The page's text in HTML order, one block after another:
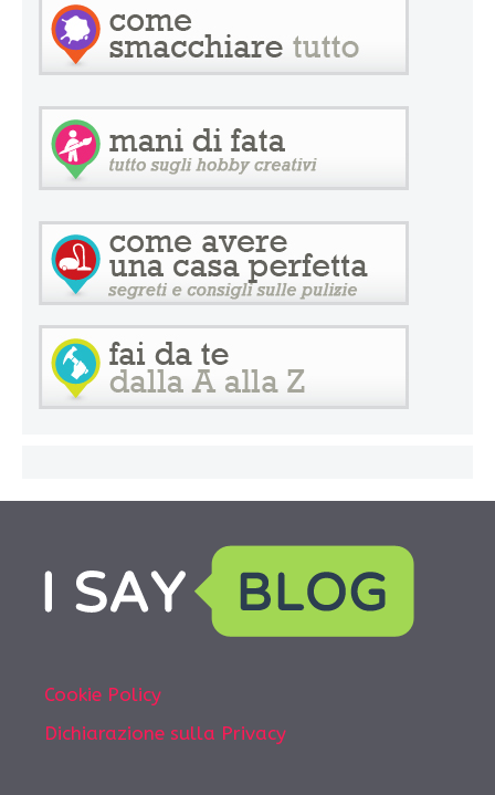
Cookie Policy
Dichiarazione sulla Privacy